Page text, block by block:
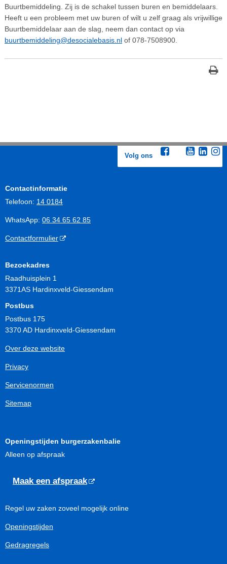
Buurtbemiddeling. Zij is de schakel tussen buren en bemiddelaars.
Heeft u een probleem met uw buren of wilt u zelf graag als vrijwillige
Buurtbemiddelaar aan de slag, neem dan contact op via
buurtbemiddeling@desocialebasis.nlof 078-7508900.
Volg ons
Contactinformatie
Telefoon: 14 0184
WhatsApp: 06 34 65 62 85
Contactformulier
Bezoekadres
Raadhuisplein 1
3371AS Hardinxveld-Giessendam
Postbus
Postbus 175
3370 AD Hardinxveld-Giessendam
Over deze website
Privacy
Servicenormen
Sitemap
Openingstijden burgerzakenbalie
Alleen op afspraak
Maak een afspraak
Regel uw zaken zoveel mogelijk online
Openingstijden
Gedragregels